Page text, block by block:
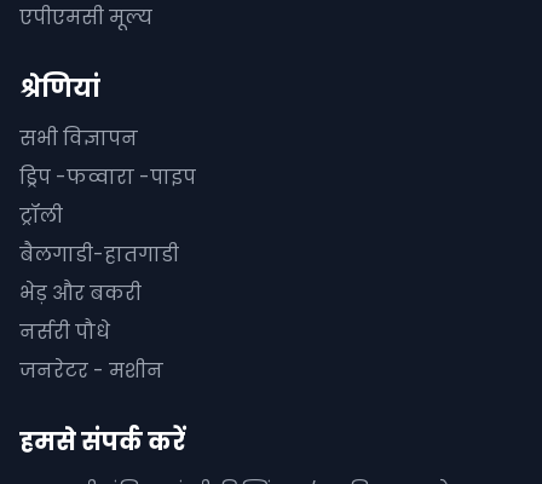
एपीएमसी मूल्य
श्रेणियां
सभी विज्ञापन
ड्रिप -फव्वारा -पाइप
ट्रॉली
बैलगाडी-हातगाडी
भेड़ और बकरी
नर्सरी पौधे
जनरेटर - मशीन
हमसे संपर्क करें